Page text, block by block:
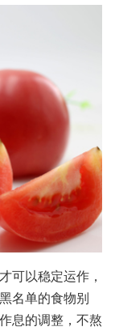
可以稳定运作，
名单的食物别
息的调整，不熬